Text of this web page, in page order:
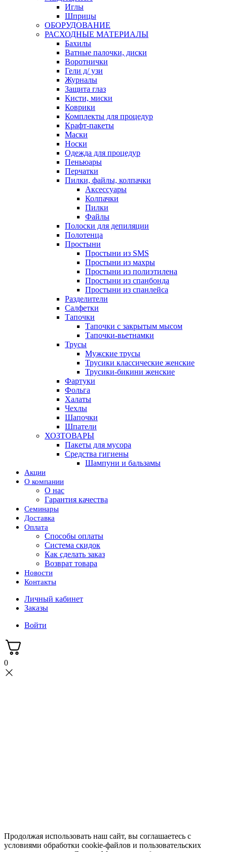
Иглы
Шприцы
ОБОРУДОВАНИЕ
РАСХОДНЫЕ МАТЕРИАЛЫ
Бахилы
Ватные палочки, диски
Воротнички
Гели д/ узи
Журналы
Защита глаз
Кисти, миски
Коврики
Комплекты для процедур
Крафт-пакеты
Маски
Носки
Одежда для процедур
Пеньюары
Перчатки
Пилки, файлы, колпачки
Аксессуары
Колпачки
Пилки
Файлы
Полоски для депиляции
Полотенца
Простыни
Простыни из SMS
Простыни из махры
Простыни из полиэтилена
Простыни из спанбонда
Простыни из спанлейса
Разделители
Салфетки
Тапочки
Тапочки с закрытым мысом
Тапочки-вьетнамки
Трусы
Мужские трусы
Трусики классические женские
Трусики-бикини женские
Фартуки
Фольга
Халаты
Чехлы
Шапочки
Шпатели
ХОЗТОВАРЫ
Пакеты для мусора
Средства гигиены
Шампуни и бальзамы
Акции
О компании
О нас
Гарантия качества
Семинары
Доставка
Оплата
Способы оплаты
Система скидок
Как сделать заказ
Возврат товара
Новости
Контакты
Личный кабинет
Заказы
Войти
0
Продолжая использовать наш сайт, вы соглашаетесь с
условиями обработки cookie-файлов и пользовательских